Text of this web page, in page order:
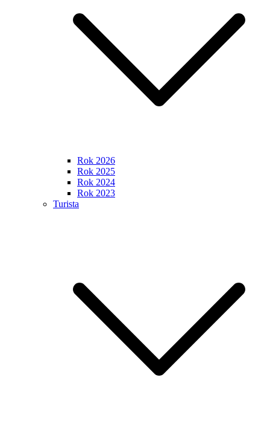
Rok 2026
Rok 2025
Rok 2024
Rok 2023
Turista